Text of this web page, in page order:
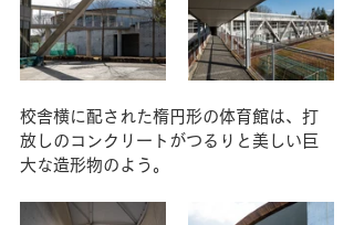
校舎横に配された楕円形の体育館は、打
放しのコンクリートがつるりと美しい巨
大な造形物のよう。